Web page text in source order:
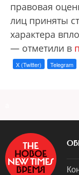
правовая
лиц приняты
характера
— отметили в
X (Twitter) Telegram